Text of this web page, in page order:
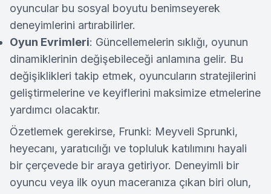
oyuncular bu sosyal boyutu benimseyerek
deneyimlerini artırabilirler.
Oyun Evrimleri: Güncellemelerin sıklığı, oyunun
dinamiklerinin değişebileceği anlamına gelir. Bu
değişiklikleri takip etmek, oyuncuların stratejilerini
geliştirmelerine ve keyiflerini maksimize etmelerine
yardımcı olacaktır.
Özetlemek gerekirse, Frunki: Meyveli Sprunki,
heyecanı, yaratıcılığı ve topluluk katılımını hayali
bir çerçevede bir araya getiriyor. Deneyimli bir
oyuncu veya ilk oyun maceranıza çıkan biri olun,